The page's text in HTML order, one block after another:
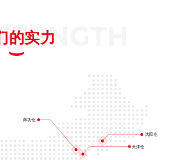
的实力
廊坊仓
沈阳仓
天津仓